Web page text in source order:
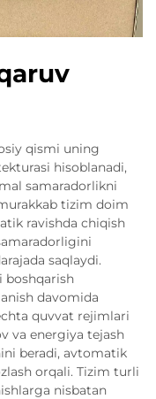
qismi uning
hisoblanadi,
samaradorlikni
tizim doim
ravishda chiqish
saqlaydi.
boshqarish
davomida
quvvat rejimlari
va energiya tejash
beradi, avtomatik
orqali. Tizim turli
nisbatan